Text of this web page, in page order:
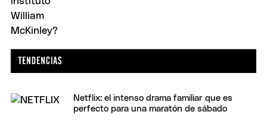
Netflix: el intenso drama familiar que es
perfecto para una maratón de sábado